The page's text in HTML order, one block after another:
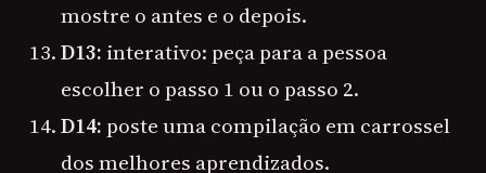
mostre o antes e o depois.
D13: interativo: peça para a pessoa
escolher o passo 1 ou o passo 2.
D14:poste uma compilação em carrossel
dos melhores aprendizados.